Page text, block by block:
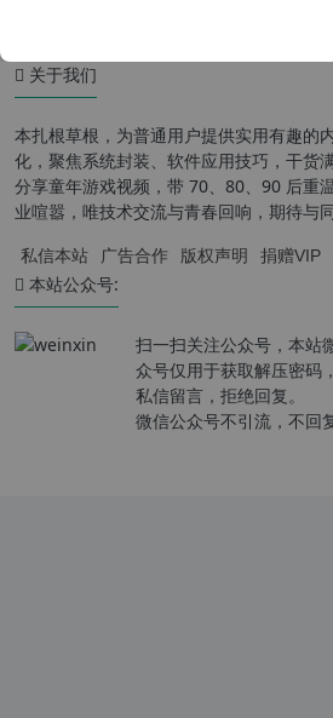
关于我们
本扎根草根，为普通用户提供实用有趣的
化，聚焦系统封装、软件应用技巧，干货
分享童年游戏视频，带 70、80、90 后重
业喧嚣，唯技术交流与青春回响，期待与
私信本站 广告合作 版权声明 捐赠VIP
本站公众号:
扫一扫关注公众号，本站
众号仅用于获取解压密码
私信留言，拒绝回复。
微信公众号不引流，不回复